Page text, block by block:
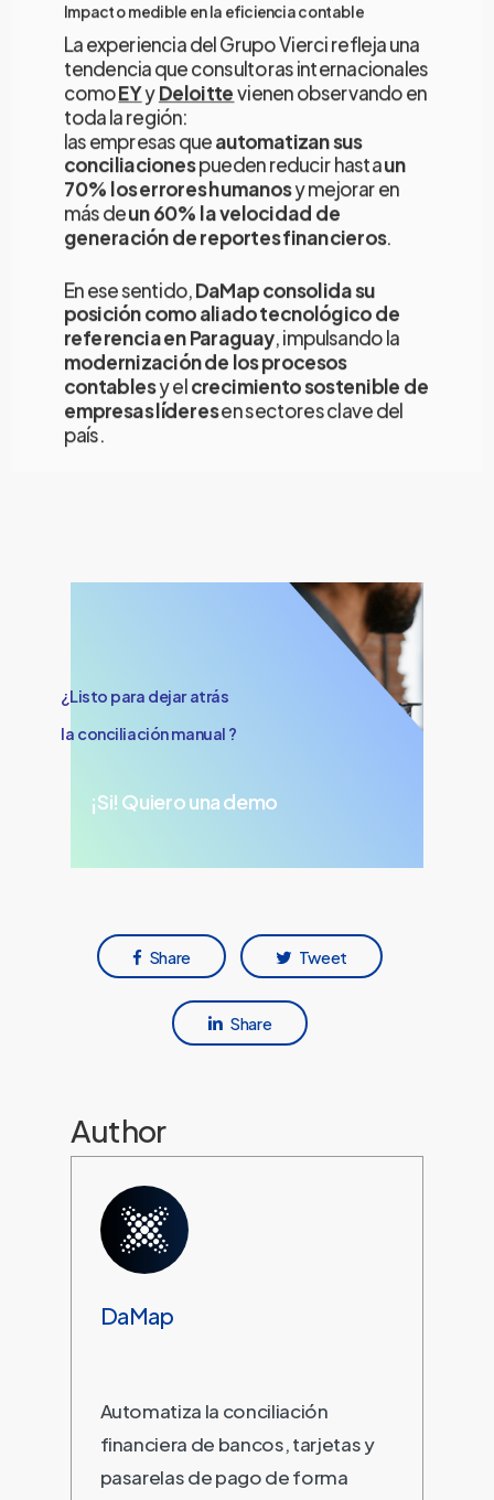
Impacto medible en la eficiencia contable
La experiencia del Grupo Vierci refleja una
tendencia que consultoras internacionales
comoEYyDeloittevienen observando en
toda la región:
las empresas queautomatizan sus
conciliacionespueden reducir hastaun
70% los errores humanosy mejorar en
más deun 60% la velocidad de
generación de reportes financieros.
En ese sentido, DaMap consolida su
posición como aliado tecnológico de
referencia en Paraguay, impulsando la
modernización de los procesos
contablesy elcrecimiento sostenible de
empresas líderesen sectores clave del
país.
¿Listo para dejar atrás
la conciliación manual ?
¡Si! Quiero una demo
Share Tweet
Share
Author
DaMap
Automatiza la conciliación
financiera de bancos, tarjetas y
pasarelas de pago de forma